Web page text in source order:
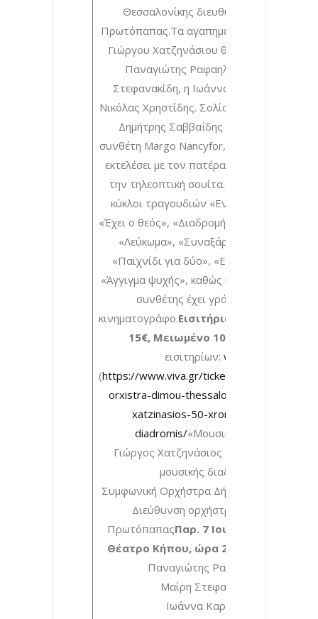
Θεσσαλονίκης διευθύνει ο Γιάννης
Πρωτόπαπας.Τα αγαπημένα τραγούδια του
Γιώργου Χατζηνάσιου θα ερμηνεύσουν ο
Παναγιώτης Ραφαηλίδης, η Μαίρη
Στεφανακίδη, η Ιωάννα Καρανίκα και ο
Νικόλας Χρηστίδης. Σολίστ στο μπουζούκι
Δημήτρης Σαββαΐδης ενώ η κόρη του
συνθέτη Margo Nancyfor, ως guest solist,
εκτελέσει με τον πατέρα της σε δύο πιάνα
την τηλεοπτική σουίτα.Θα ακουστούν οι
κύκλοι τραγουδιών «Ενδέκατη Εντολή»,
«Έχει ο θεός», «Διαδρομή», «Άσπρο
«Λεύκωμα», «Συναξάρια», «Εικόνες»,
«Παιχνίδι για δύο», «Επίθεση αγάπης»,
«Άγγιγμα ψυχής», καθώς και μουσικές που ο
συνθέτης έχει γράψει για τον
κινηματογράφο.Εισιτήρια: Γενική
15€, Μειωμένο 10€
εισιτηρίων: viva.gr
(https://www.viva.gr/tickets/music/
orxistra-dimou-thessalonikis-kai-giorgos-
xatzinasios-50-xronia-mousikis-
diadromis/«Μουσική Αίσθηση»
Γιώργος Χατζηνάσιος – 50 χρόνια της
μουσικής διαδρομής
Συμφωνική Ορχήστρα Δήμου Θεσσαλονίκης
Διεύθυνση ορχήστρας: Γιάννης
ΠρωτόπαπαςΠαρ. 7 Ιουλίου, Δημοτικό
Θέατρο Κήπου, ώρα 21.00
Παναγιώτης Ραφαηλίδης
Μαίρη Στεφανακίδη
Ιωάννα Καρανίκα